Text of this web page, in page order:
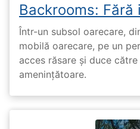
Backrooms:
Într-un subsol oarecare,
mobilă oarecare, pe un
acces răsare și duce
amenințătoare.